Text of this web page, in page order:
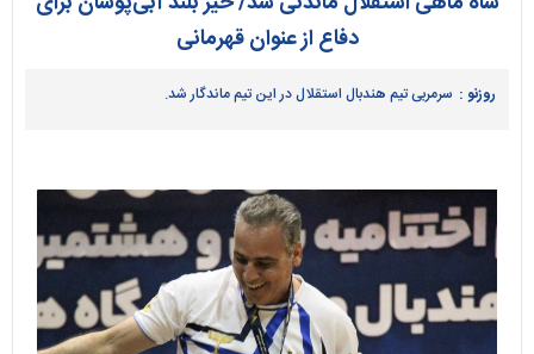
دفاع از عنوان قهرمانی
روزنو : سرمربی تیم هندبال استقلال در این تیم ماندگار شد.